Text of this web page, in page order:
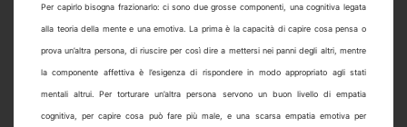
Per capirlo bisogna frazionarlo: ci sono due grosse componenti, una cognitiva legata
alla teoria della mente e una emotiva. La prima è la capacità di capire cosa pensa o
prova un’altra persona, di riuscire per così dire a mettersi nei panni degli altri, mentre
la componente affettiva è l’esigenza di rispondere in modo appropriato agli stati
mentali altrui. Per torturare un’altra persona servono un buon livello di empatia
cognitiva, per capire cosa può fare più male, e una scarsa empatia emotiva per